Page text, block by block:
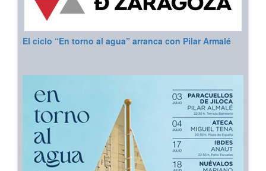
El ciclo “En torno al agua” arranca con Pilar Armalé